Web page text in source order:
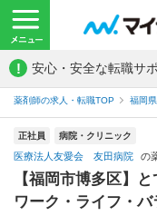
! 安心・安全な転職サ
薬剤師の求人・転職TOP 福岡県
正社員 病院・クリニック
医療法人友愛会 友田病院 の
【福岡市博多区】
ワーク・ライフ・